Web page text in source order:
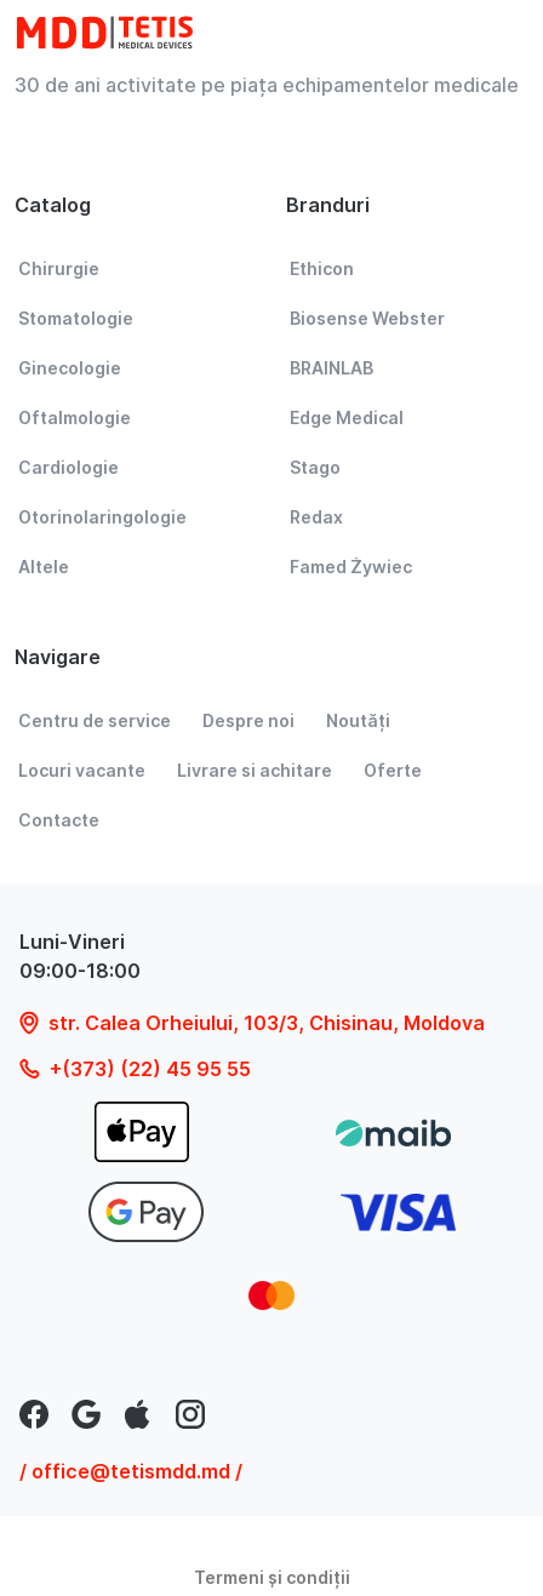
30 de ani activitate pe piața echipamentelor medicale
Catalog
Chirurgie
Stomatologie
Ginecologie
Oftalmologie
Cardiologie
Otorinolaringologie
Altele
Branduri
Ethicon
Biosense Webster
BRAINLAB
Edge Medical
Stago
Redax
Famed Żywiec
Navigare
Centru de service Despre noi Noutăți
Locuri vacante Livrare si achitare Oferte
Contacte
Luni-Vineri
09:00-18:00
str. Calea Orheiului, 103/3, Chisinau, Moldova
+(373) (22) 45 95 55
/ office@tetismdd.md /
Termeni și condiții